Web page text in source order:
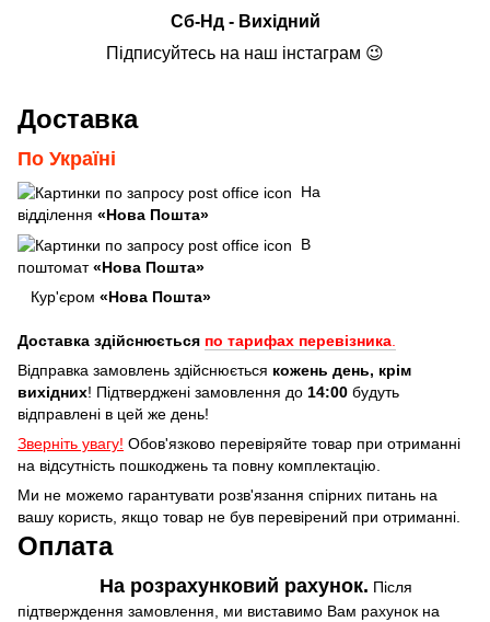
Сб-Нд - Вихідний
Підписуйтесь на наш інстаграм 😉
Доставка
По Україні
На
відділення «Нова Пошта»
В
поштомат«Нова Пошта»
Кур'єром «Нова Пошта»
Доставка здійснюється по тарифах перевізника
Відправка замовлень здійснюється кожень день, крім
вихідних! Підтверджені замовлення до 14:00 будуть
відправлені в цей же день!
Зверніть увагу! Обов'язково перевіряйте товар при отриманні
на відсутність пошкоджень та повну комплектацію.
Ми не можемо гарантувати розв'язання спірних питань на
вашу користь, якщо товар не був перевірений при отриманні.
Оплата
На розрахунковий рахунок. Після
підтверждення замовлення, ми виставимо Вам рахунок на